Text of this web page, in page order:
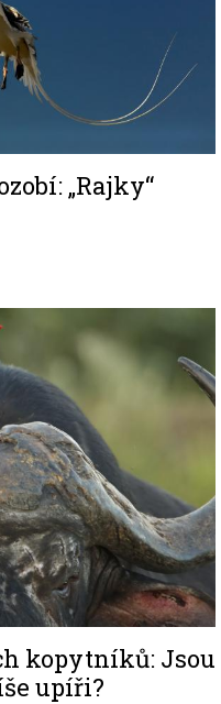
„Rajky“
kopytníků: Jsou
upíři?